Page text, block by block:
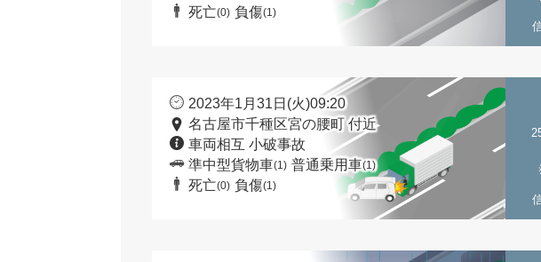
死亡(0) 負傷(1)
2023年1月31日(火)09:20
名古屋市千種区宮の腰町 付近
車両相互 小破事故
準中型貨物車(1) 普通乗用車(1)
死亡(0) 負傷(1)